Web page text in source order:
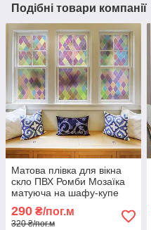
Подібні товари компанії
Матова плівка для вікна
скло ПВХ Ромби Мозаїка
матуюча на шафу-купе
для дзеркала 1 пог.м
1000х1000 мм
290 ₴/пог.м
320 ₴/пог.м